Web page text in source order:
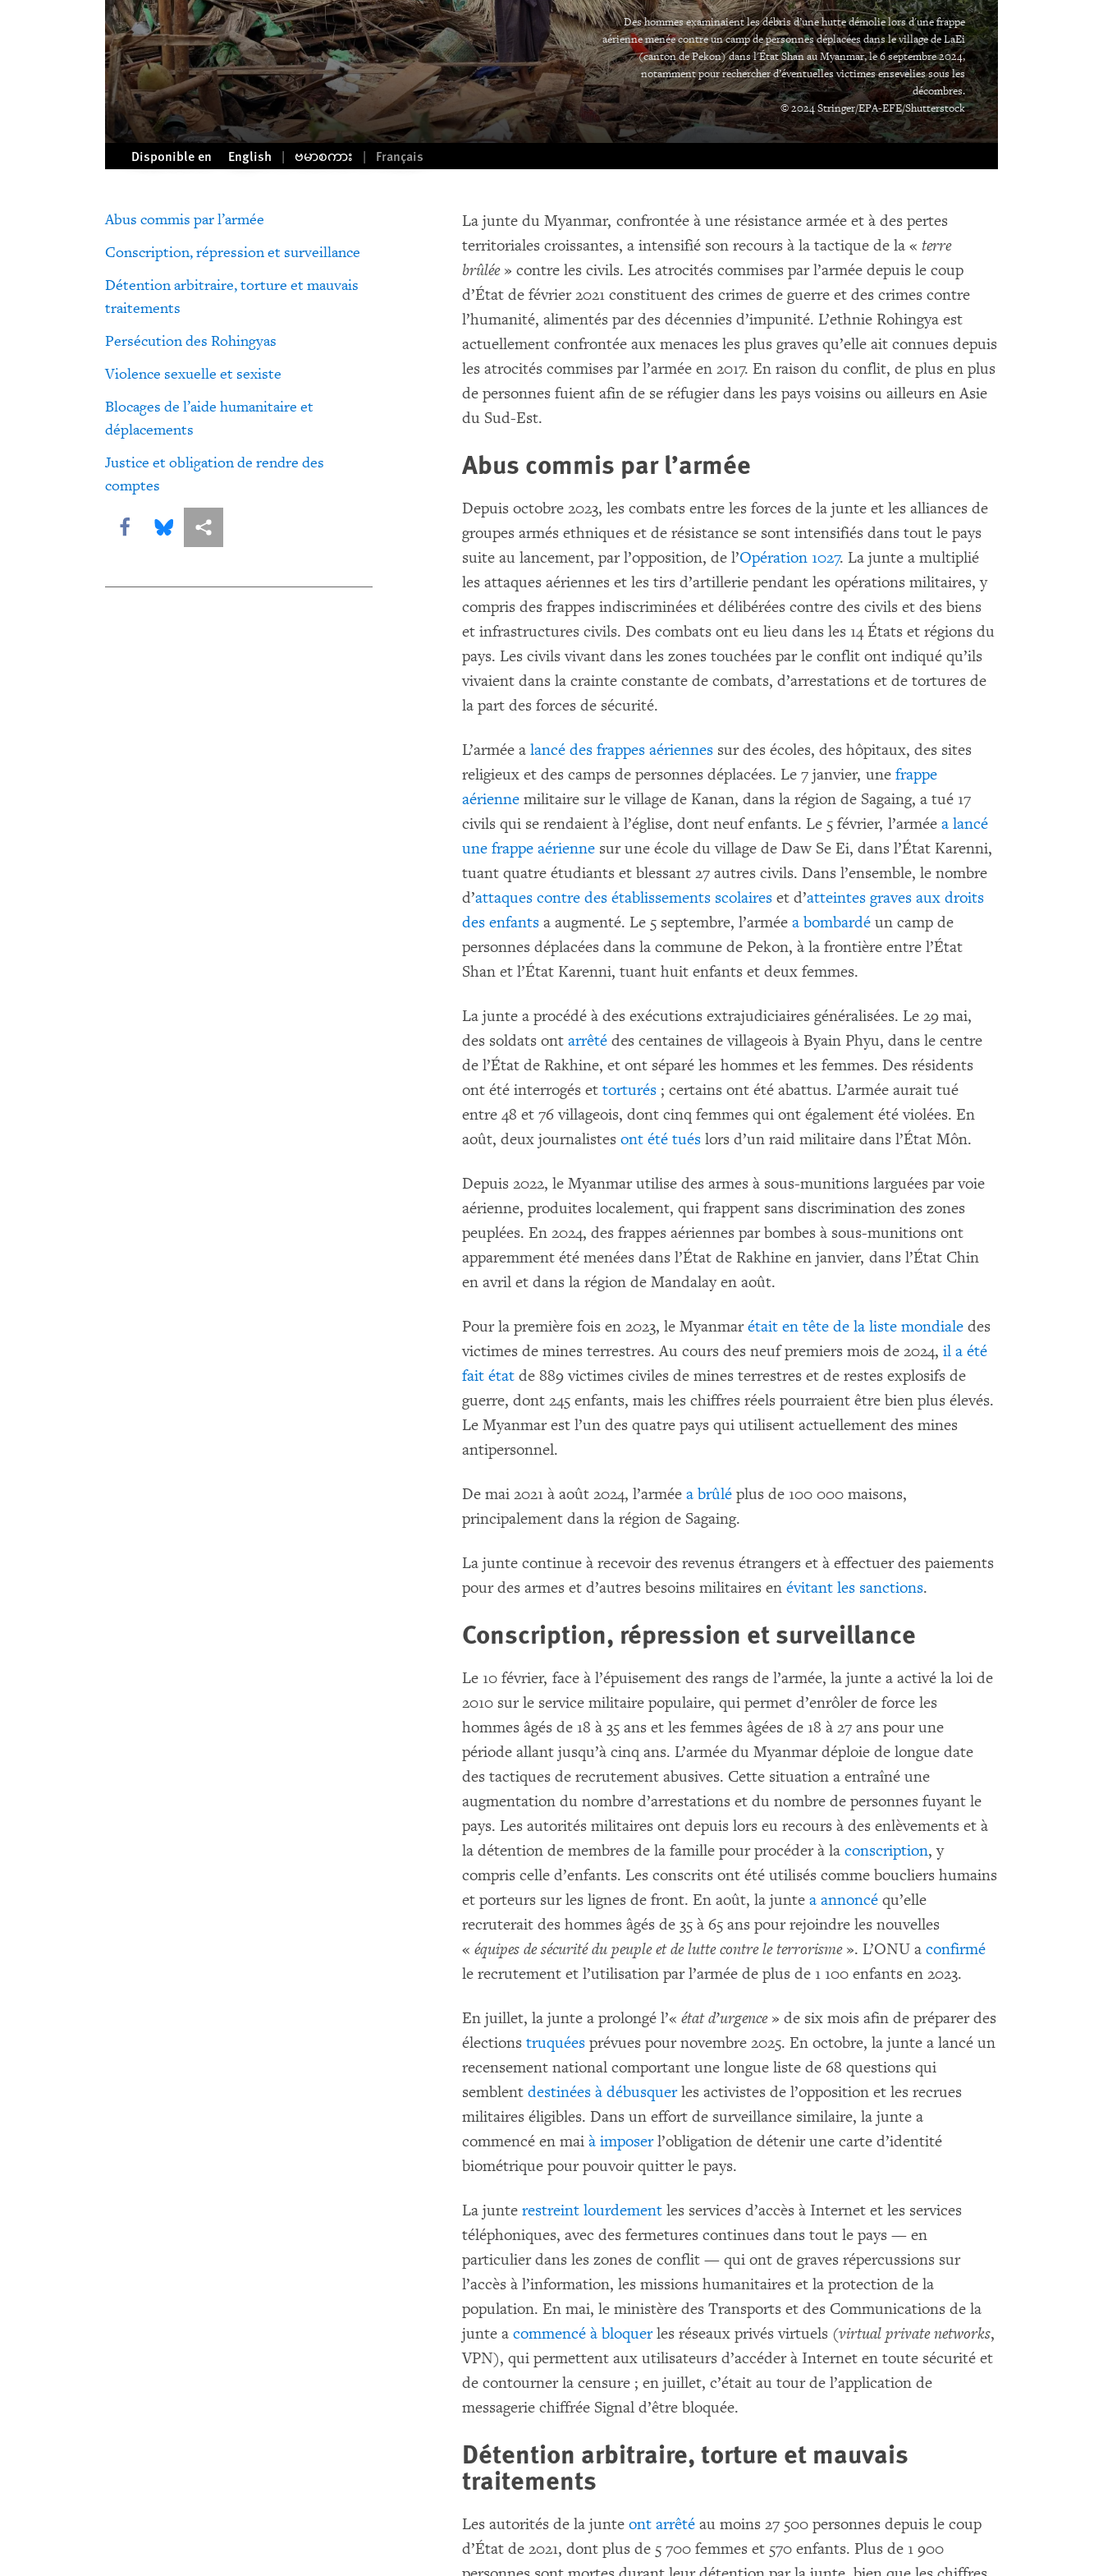
Des hommes examinaient les débris d’une hutte démolie lors d'une frappe
aérienne menée contre un camp de personnes déplacées dans le village de LaEi
(canton de Pekon) dans l'État Shan au Myanmar, le 6 septembre 2024,
notamment pour rechercher d’éventuelles victimes ensevelies sous les
décombres.
© 2024 Stringer/EPA-EFE/Shutterstock
Disponible en English ဗမာစကား Français
Abus commis par l’armée
Conscription, répression et surveillance
Détention arbitraire, torture et mauvais
traitements
Persécution des Rohingyas
Violence sexuelle et sexiste
Blocages de l’aide humanitaire et
déplacements
Justice et obligation de rendre des
comptes
Share this via Facebook
Share this via Bluesky
Share this via Partagez
La junte du Myanmar, confrontée à une résistance armée et à des pertes
territoriales croissantes, a intensifié son recours à la tactique de la « terre
brûlée» contre les civils. Les atrocités commises par l’armée depuis le coup
d’État de février 2021 constituent des crimes de guerre et des crimes contre
l’humanité, alimentés par des décennies d’impunité. L’ethnie Rohingya est
actuellement confrontée aux menaces les plus graves qu’elle ait connues depuis
les atrocités commises par l’armée en 2017. En raison du conflit, de plus en plus
de personnes fuient afin de se réfugier dans les pays voisins ou ailleurs en Asie
du Sud-Est.
Abus commis par l’armée
Depuis octobre 2023, les combats entre les forces de la junte et les alliances de
groupes armés ethniques et de résistance se sont intensifiés dans tout le pays
suite au lancement, par l’opposition, de l’Opération 1027. La junte a multiplié
les attaques aériennes et les tirs d’artillerie pendant les opérations militaires, y
compris des frappes indiscriminées et délibérées contre des civils et des biens
et infrastructures civils. Des combats ont eu lieu dans les 14 États et régions du
pays. Les civils vivant dans les zones touchées par le conflit ont indiqué qu’ils
vivaient dans la crainte constante de combats, d’arrestations et de tortures de
la part des forces de sécurité.
L’armée alancé des frappes aériennes sur des écoles, des hôpitaux, des sites
religieux et des camps de personnes déplacées. Le 7 janvier, unefrappe
aérienne militaire sur le village de Kanan, dans la région de Sagaing, a tué 17
civils qui se rendaient à l’église, dont neuf enfants. Le 5 février, l’arméea lancé
une frappe aérienne sur une école du village de Daw Se Ei, dans l’État Karenni,
tuant quatre étudiants et blessant 27 autres civils. Dans l’ensemble, le nombre
d’attaques contre des établissements scolaires et d’atteintes graves aux droits
des enfants a augmenté. Le 5 septembre, l’arméea bombardé un camp de
personnes déplacées dans la commune de Pekon, à la frontière entre l’État
Shan et l’État Karenni, tuant huit enfants et deux femmes.
La junte a procédé à des exécutions extrajudiciaires généralisées. Le 29 mai,
des soldats ontarrêté des centaines de villageois à Byain Phyu, dans le centre
de l’État de Rakhine, et ont séparé les hommes et les femmes. Des résidents
ont été interrogés ettorturés ; certains ont été abattus. L’armée aurait tué
entre 48 et 76 villageois, dont cinq femmes qui ont également été violées. En
août, deux journalistesont été tués lors d’un raid militaire dans l’État Môn.
Depuis 2022, le Myanmar utilise des armes à sous-munitions larguées par voie
aérienne, produites localement, qui frappent sans discrimination des zones
peuplées. En 2024, des frappes aériennes par bombes à sous-munitions ont
apparemment été menées dans l’État de Rakhine en janvier, dans l’État Chin
en avril et dans la région de Mandalay en août.
Pour la première fois en 2023, le Myanmarétait en tête de la liste mondiale des
victimes de mines terrestres. Au cours des neuf premiers mois de 2024,il a été
fait état de 889 victimes civiles de mines terrestres et de restes explosifs de
guerre, dont 245 enfants, mais les chiffres réels pourraient être bien plus élevés.
Le Myanmar est l’un des quatre pays qui utilisent actuellement des mines
antipersonnel.
De mai 2021 à août 2024, l’arméea brûlé plus de 100 000 maisons,
principalement dans la région de Sagaing.
La junte continue à recevoir des revenus étrangers et à effectuer des paiements
pour des armes et d’autres besoins militaires enévitant les sanctions.
Conscription, répression et surveillance
Le 10 février, face à l’épuisement des rangs de l’armée, la junte a activé la loi de
2010 sur le service militaire populaire, qui permet d’enrôler de force les
hommes âgés de 18 à 35 ans et les femmes âgées de 18 à 27 ans pour une
période allant jusqu’à cinq ans. L’armée du Myanmar déploie de longue date
des tactiques de recrutement abusives. Cette situation a entraîné une
augmentation du nombre d’arrestations et du nombre de personnes fuyant le
pays. Les autorités militaires ont depuis lors eu recours à des enlèvements et à
la détention de membres de la famille pour procéder à laconscription, y
compris celle d’enfants. Les conscrits ont été utilisés comme boucliers humains
et porteurs sur les lignes de front. En août, la juntea annoncé qu’elle
recruterait des hommes âgés de 35 à 65 ans pour rejoindre les nouvelles
«équipes de sécurité du peuple et de lutte contre le terrorisme». L’ONU aconfirmé
le recrutement et l’utilisation par l’armée de plus de 1 100 enfants en 2023.
En juillet, la junte a prolongé l’«état d’urgence» de six mois afin de préparer des
électionstruquées prévues pour novembre 2025. En octobre, la junte a lancé un
recensement national comportant une longue liste de 68 questions qui
semblentdestinées à débusquerles activistes de l’opposition et les recrues
militaires éligibles. Dans un effort de surveillance similaire, la junte a
commencé en maià imposerl’obligation de détenir une carte d’identité
biométrique pour pouvoir quitter le pays.
La junterestreint lourdement les services d’accès à Internet et les services
téléphoniques, avec des fermetures continues dans tout le pays — en
particulier dans les zones de conflit — qui ont de graves répercussions sur
l’accès à l’information, les missions humanitaires et la protection de la
population. En mai, le ministère des Transports et des Communications de la
junte acommencé à bloquerles réseaux privés virtuels (virtual private networks,
VPN), qui permettent aux utilisateurs d’accéder à Internet en toute sécurité et
de contourner la censure ; en juillet, c’était au tour de l’application de
messagerie chiffrée Signal d’être bloquée.
Détention arbitraire, torture et mauvais
traitements
Les autorités de la junteont arrêté au moins 27 500 personnes depuis le coup
d’État de 2021, dont plus de 5 700 femmes et 570 enfants. Plus de 1 900